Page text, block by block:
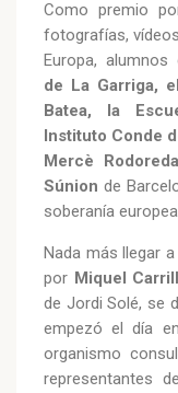
Como premio
fotografías,
Europa, alumnos
de La Garriga,
Batea, la
Instituto Conde
Mercè
Súnion de
soberanía
Nada más llegar
por Miquel
de Jordi Solé, se
empezó el día
organismo
representantes